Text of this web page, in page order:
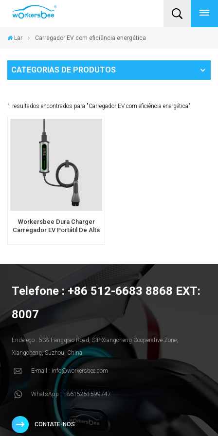
Lar Carregador EV com eficiência energética
CATEGORIAS DE PRODUTOS
1 resultados encontrados para "Carregador EV com eficiência energética"
Workersbee Dura Charger
Carregador EV Portátil De Alta
Telefone : +86 512-6683 8868 EXT:
8007
Endereço : 538 Fangqiao Road, SlP-Xiangcheng Cooperative Zone,
Xiangcheng, Suzhou, China
E-mail : info@workersbee.com
WhatsApp : +8615251599747
CONTATE-NOS